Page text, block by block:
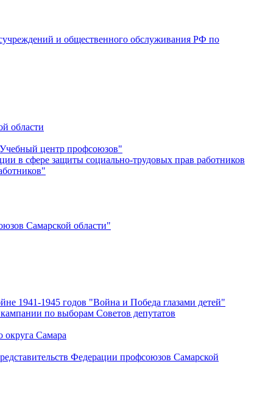
и общественного обслуживания РФ по
области
центр профсоюзов"
в сфере защиты социально-трудовых прав работников
Самарской области"
1941-1945 годов "Война и Победа глазами детей"
по выборам Советов депутатов
Самара
Федерации профсоюзов Самарской